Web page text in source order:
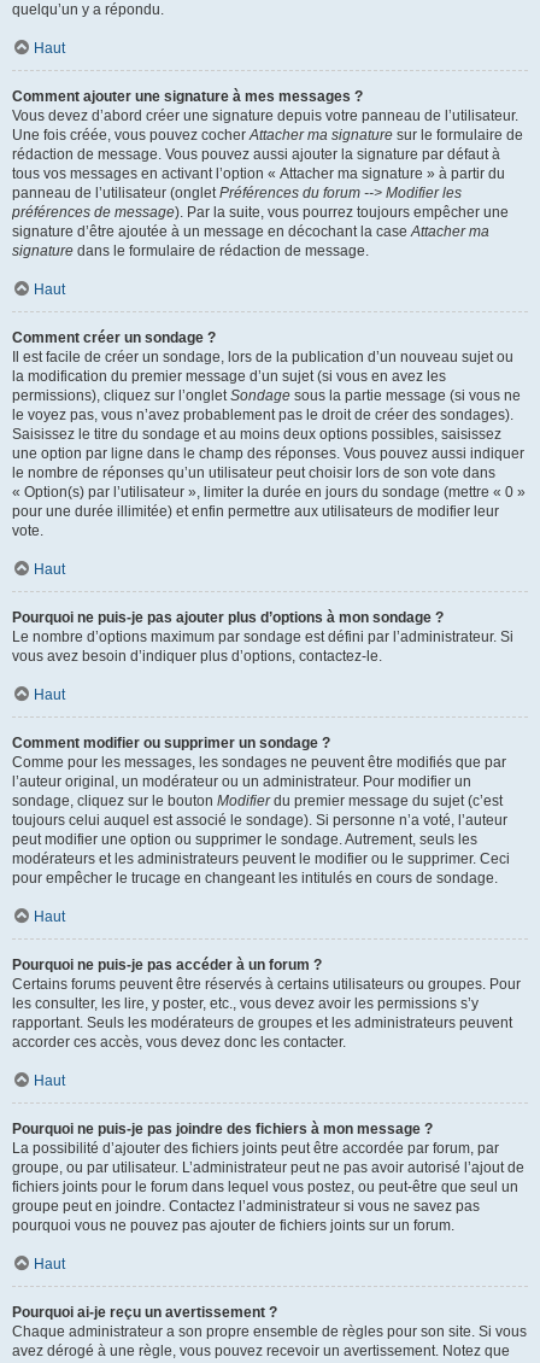
quelqu’un y a répondu.
Haut
Comment ajouter une signature à mes messages ?
Vous devez d’abord créer une signature depuis votre panneau de l’utilisateur.
Une fois créée, vous pouvez cocherAttacher ma signature sur le formulaire de
rédaction de message. Vous pouvez aussi ajouter la signature par défaut à
tous vos messages en activant l’option « Attacher ma signature » à partir du
panneau de l’utilisateur (ongletPréférences du forum --> Modifier les
préférences de message). Par la suite, vous pourrez toujours empêcher une
signature d’être ajoutée à un message en décochant la caseAttacher ma
signature dans le formulaire de rédaction de message.
Haut
Comment créer un sondage ?
Il est facile de créer un sondage, lors de la publication d’un nouveau sujet ou
la modification du premier message d’un sujet (si vous en avez les
permissions), cliquez sur l’ongletSondage sous la partie message (si vous ne
le voyez pas, vous n’avez probablement pas le droit de créer des sondages).
Saisissez le titre du sondage et au moins deux options possibles, saisissez
une option par ligne dans le champ des réponses. Vous pouvez aussi indiquer
le nombre de réponses qu’un utilisateur peut choisir lors de son vote dans
« Option(s) par l’utilisateur », limiter la durée en jours du sondage (mettre « 0 »
pour une durée illimitée) et enfin permettre aux utilisateurs de modifier leur
vote.
Haut
Pourquoi ne puis-je pas ajouter plus d’options à mon sondage ?
Le nombre d’options maximum par sondage est défini par l’administrateur. Si
vous avez besoin d’indiquer plus d’options, contactez-le.
Haut
Comment modifier ou supprimer un sondage ?
Comme pour les messages, les sondages ne peuvent être modifiés que par
l’auteur original, un modérateur ou un administrateur. Pour modifier un
sondage, cliquez sur le bouton Modifierdu premier message du sujet (c’est
toujours celui auquel est associé le sondage). Si personne n’a voté, l’auteur
peut modifier une option ou supprimer le sondage. Autrement, seuls les
modérateurs et les administrateurs peuvent le modifier ou le supprimer. Ceci
pour empêcher le trucage en changeant les intitulés en cours de sondage.
Haut
Pourquoi ne puis-je pas accéder à un forum ?
Certains forums peuvent être réservés à certains utilisateurs ou groupes. Pour
les consulter, les lire, y poster, etc., vous devez avoir les permissions s’y
rapportant. Seuls les modérateurs de groupes et les administrateurs peuvent
accorder ces accès, vous devez donc les contacter.
Haut
Pourquoi ne puis-je pas joindre des fichiers à mon message ?
La possibilité d’ajouter des fichiers joints peut être accordée par forum, par
groupe, ou par utilisateur. L’administrateur peut ne pas avoir autorisé l’ajout de
fichiers joints pour le forum dans lequel vous postez, ou peut-être que seul un
groupe peut en joindre. Contactez l’administrateur si vous ne savez pas
pourquoi vous ne pouvez pas ajouter de fichiers joints sur un forum.
Haut
Pourquoi ai-je reçu un avertissement ?
Chaque administrateur a son propre ensemble de règles pour son site. Si vous
avez dérogé à une règle, vous pouvez recevoir un avertissement. Notez que